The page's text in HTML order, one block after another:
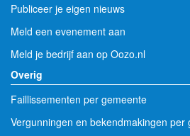
Publiceer je eigen nieuws
Meld een evenement aan
Meld je bedrijf aan op Oozo.nl
Overig
Faillissementen per gemeente
Vergunningen en bekendmakingen per